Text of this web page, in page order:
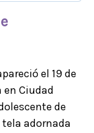
el 19 de
en Ciudad
de
adornada